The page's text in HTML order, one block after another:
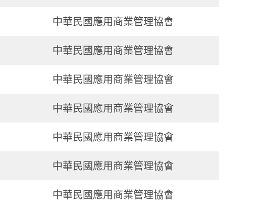
中華民國應用商業管理協會
中華民國應用商業管理協會
中華民國應用商業管理協會
中華民國應用商業管理協會
中華民國應用商業管理協會
中華民國應用商業管理協會
中華民國應用商業管理協會